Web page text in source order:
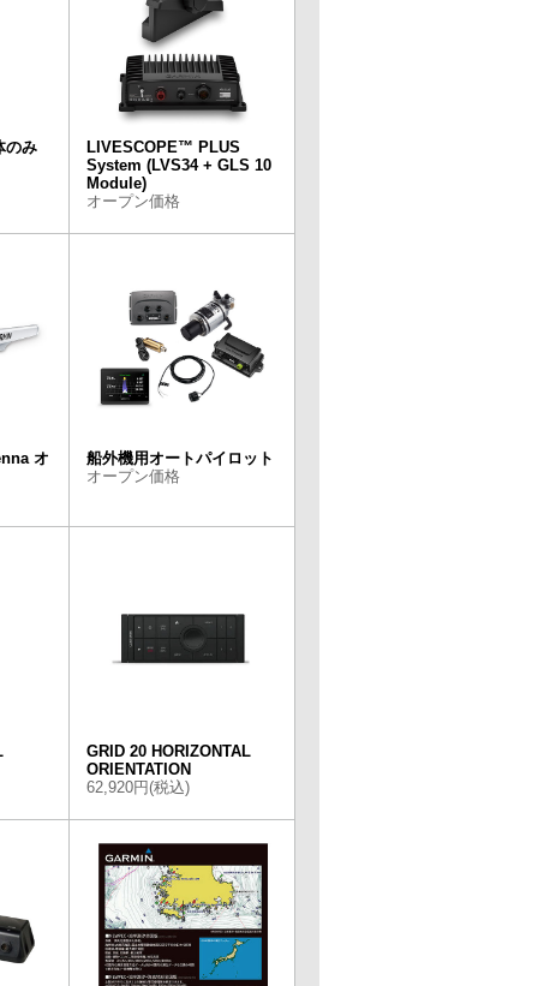
のみ
LIVESCOPE™ PLUS
System (LVS34 + GLS 10
Module)
オープン価格
オ
船外機用オートパイロット
オープン価格
GRID 20 HORIZONTAL
ORIENTATION
62,920円(税込)